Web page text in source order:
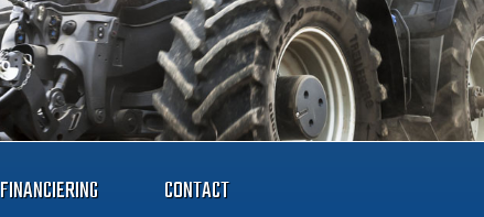
FINANCIERING CONTACT